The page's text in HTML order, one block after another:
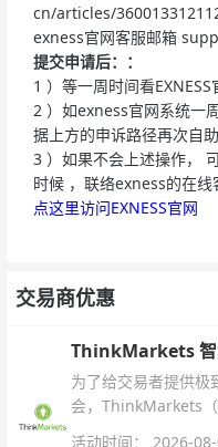
cn/articles/
exness官网客服邮箱
提交申请后：：
1 ）等一周时间看
2 ）如exness官网系统一
据上方的申诉路径再次自
3 ）如果不会上述操作，
时候 ，联络exness的在
点这里访问EXNESS官网
交易商优惠
ThinkMarkets 智
为了给交易者提供极
会，ThinkMarkets
活动时间： 2026-